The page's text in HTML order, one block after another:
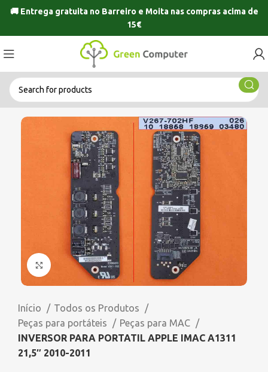
🚚 Entrega gratuita no Barreiro e Moitanas compras acima de
15€
Click to enlarge
Início
Todos os Produtos
Peças para portáteis
Peças para MAC
INVERSOR PARA PORTATIL APPLE IMAC A1311
21,5″ 2010-2011